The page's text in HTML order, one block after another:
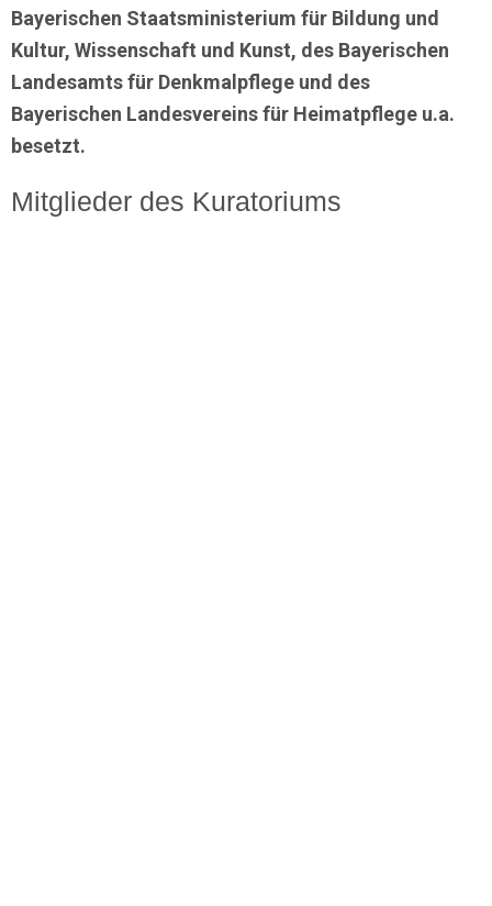
Bayerischen Staatsministerium für Bildung und
Kultur, Wissenschaft und Kunst, des Bayerischen
Landesamts für Denkmalpflege und des
Bayerischen Landesvereins für Heimatpflege u.a.
besetzt.
Mitglieder des Kuratoriums